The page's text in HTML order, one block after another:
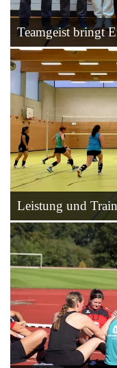
Teamgeist bringt
Leistung und